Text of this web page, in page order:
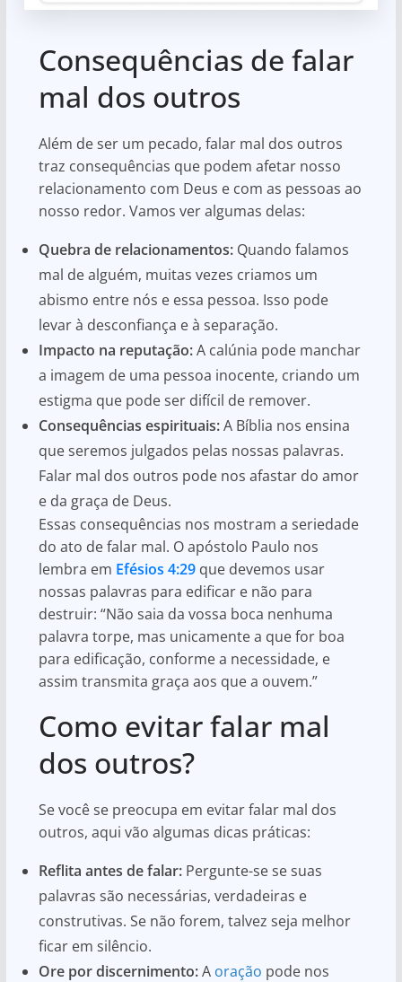
Consequências de falar
mal dos outros
Além de ser um pecado, falar mal dos outros
traz consequências que podem afetar nosso
relacionamento com Deus e com as pessoas ao
nosso redor. Vamos ver algumas delas:
Quebra de relacionamentos:Quando falamos
mal de alguém, muitas vezes criamos um
abismo entre nós e essa pessoa. Isso pode
levar à desconfiança e à separação.
Impacto na reputação:A calúnia pode manchar
a imagem de uma pessoa inocente, criando um
estigma que pode ser difícil de remover.
Consequências espirituais:A Bíblia nos ensina
que seremos julgados pelas nossas palavras.
Falar mal dos outros pode nos afastar do amor
e da graça de Deus.
Essas consequências nos mostram a seriedade
do ato de falar mal. O apóstolo Paulo nos
lembra em Efésios 4:29que devemos usar
nossas palavras para edificar e não para
destruir: “Não saia da vossa boca nenhuma
palavra torpe, mas unicamente a que for boa
para edificação, conforme a necessidade, e
assim transmita graça aos que a ouvem.”
Como evitar falar mal
dos outros?
Se você se preocupa em evitar falar mal dos
outros, aqui vão algumas dicas práticas:
Reflita antes de falar:Pergunte-se se suas
palavras são necessárias, verdadeiras e
construtivas. Se não forem, talvez seja melhor
ficar em silêncio.
Ore por discernimento:A oração pode nos